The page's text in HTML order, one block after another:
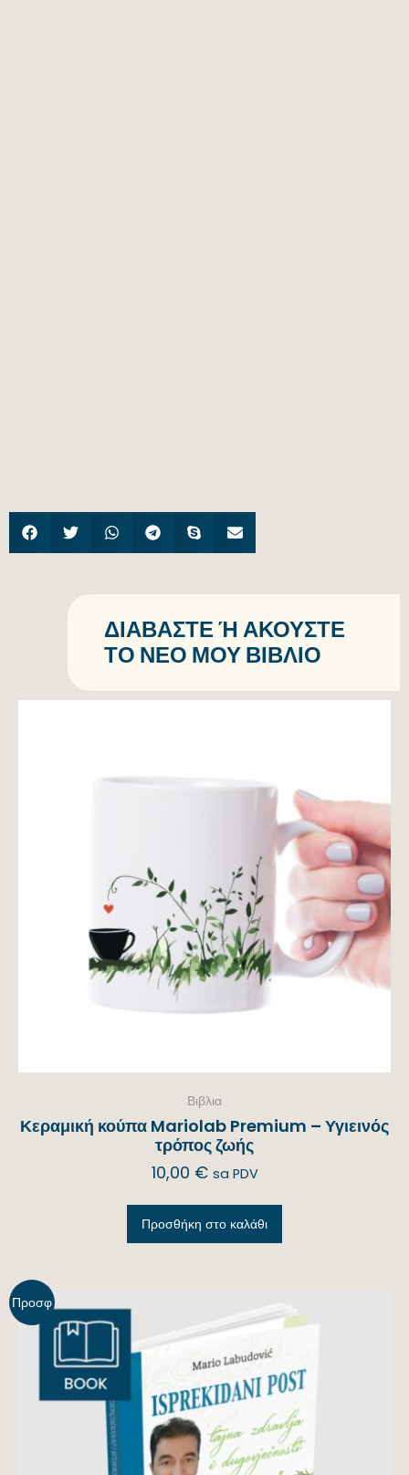
ΔΙΑΒΆΣΤΕ Ή ΑΚΟΎΣΤΕ Τ
Ο ΝΈΟ ΜΟΥ ΒΙΒΛΊΟ
Βιβλια
Κεραμική κούπα Mariolab Premium – Υγιεινός
τρόπος ζωής
10,00 € sa PDV
Προσθήκη στο καλάθι
Προσφ